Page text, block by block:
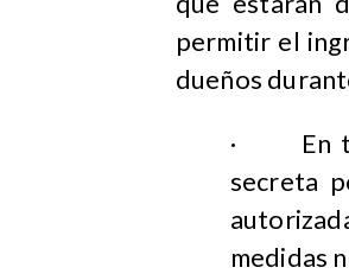
permitir el
dueños
· En
secreta
medidas